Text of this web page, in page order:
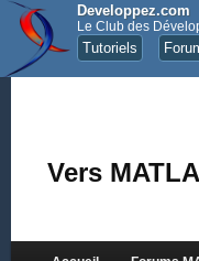
Developpez.com
Le Club des
Tutoriels
Vers